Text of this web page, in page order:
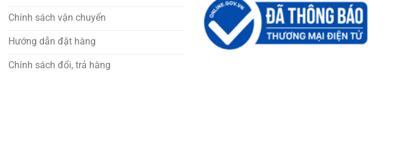
Chính sách vận chuyển
Hướng dẫn đặt hàng
Chính sách đổi, trả hàng